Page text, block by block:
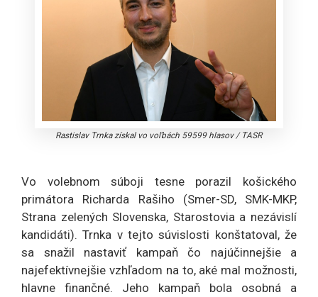
Rastislav Trnka získal vo voľbách 59599 hlasov/ TASR
Vo volebnom súboji tesne porazil košického
primátora Richarda Rašiho (Smer-SD, SMK-MKP,
Strana zelených Slovenska, Starostovia a nezávislí
kandidáti). Trnka v tejto súvislosti konštatoval, že
sa snažil nastaviť kampaň čo najúčinnejšie a
najefektívnejšie vzhľadom na to, aké mal možnosti,
hlavne finančné. Jeho kampaň bola osobná a